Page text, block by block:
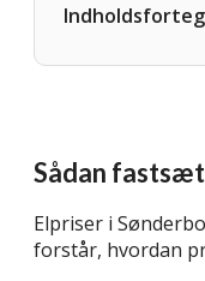
Sådan
Elpriser i
forstår, hvordan